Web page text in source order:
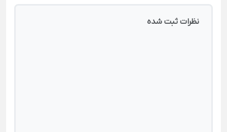
نظرات ثبت شده